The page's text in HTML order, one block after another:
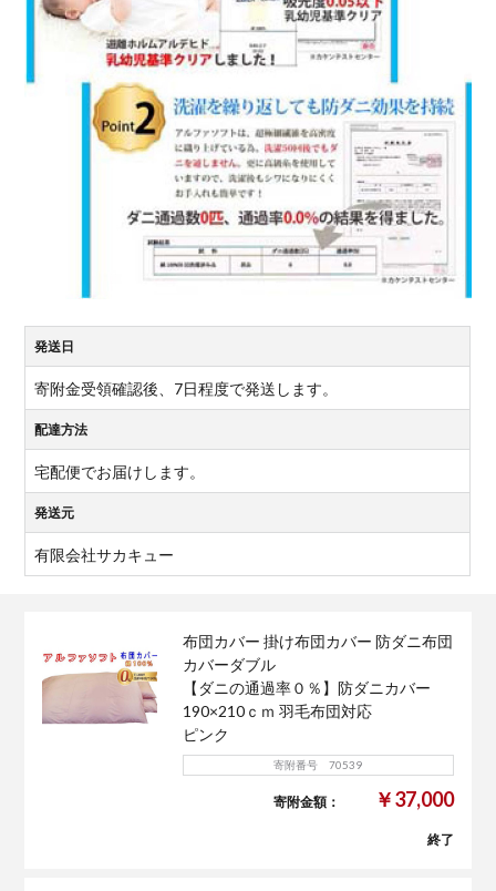
発送日
寄附金受領確認後、7日程度で発送します。
配達方法
宅配便でお届けします。
発送元
有限会社サカキュー
布団カバー 掛け布団カバー 防ダニ布団
カバーダブル
【ダニの通過率０％】防ダニカバー
190×210ｃｍ 羽毛布団対応
ピンク
寄附番号 70539
寄附金額： ￥37,000
終了